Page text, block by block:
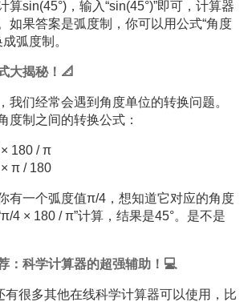
算sin(45°)，输入“sin(45°)”即可，计算器
如果答案是弧度制，你可以用公式“角度
弧度制。
大揭秘！📐
我们经常会遇到角度单位的转换问题。
度制之间的转换公式：
180 / π
π / 180
有一个弧度值π/4，想知道它对应的角度
4 × 180 / π”计算，结果是45°。是不是
：科学计算器的超强辅助！💻
有很多其他在线科学计算器可以使用，比